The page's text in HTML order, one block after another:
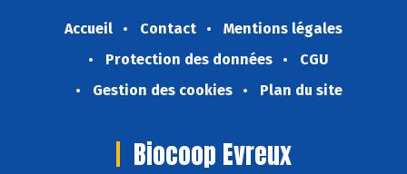
Accueil Contact
Mentions légales
Protection des données
CGU
Gestion des cookies
Plan du site
Biocoop Evreux